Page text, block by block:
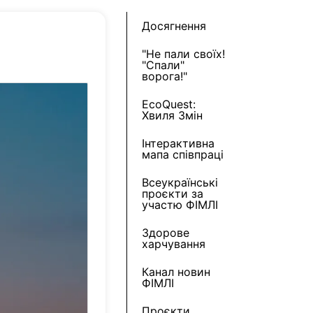
Досягнення
"Не пали своїх!
"Спали"
ворога!"
EcoQuest:
Хвиля Змін
Інтерактивна
мапа співпраці
Всеукраїнські
проєкти за
участю ФІМЛІ
Здорове
харчування
Канал новин
ФІМЛІ